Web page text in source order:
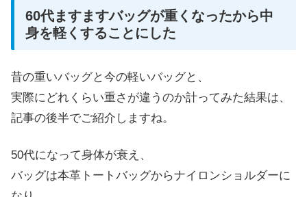
60代ますますバッグが重くなったから中
身を軽くすることにした
昔の重いバッグと今の軽いバッグと、
実際にどれくらい重さが違うのか計ってみた結果は、
記事の後半でご紹介しますね。
50代になって身体が衰え、
バッグは本革トートバッグからナイロンショルダーに